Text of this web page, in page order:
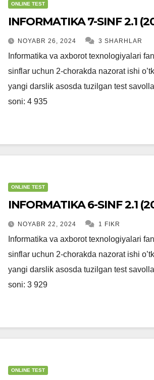
ONLINE TEST
INFORMATIKA 7-SINF 2.1
NOYABR 26, 2024 3 SHARHLAR
Informatika va axborot texnologiyalari
sinflar uchun 2-chorakda nazorat ishi
yangi darslik asosda tuzilgan test
soni: 4 935
ONLINE TEST
INFORMATIKA 6-SINF 2.1
NOYABR 22, 2024 1 FIKR
Informatika va axborot texnologiyalari
sinflar uchun 2-chorakda nazorat ishi
yangi darslik asosda tuzilgan test
soni: 3 929
ONLINE TEST